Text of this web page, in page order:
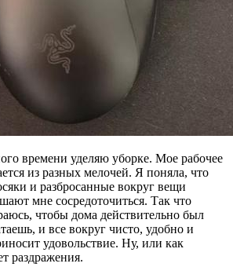
времени уделяю уборке. Мое рабочее
из разных мелочей. Я поняла, что
и разбросанные вокруг вещи
мне сосредоточиться. Так что
чтобы дома действительно был
и все вокруг чисто, удобно и
удовольствие. Ну, или как
раздражения.